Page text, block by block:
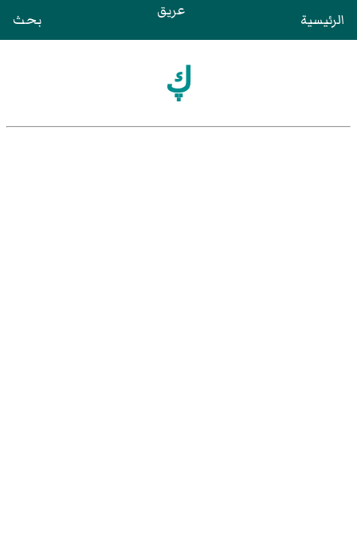
الرئيسية عريق بحث
ڮ